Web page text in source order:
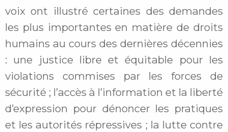
voix ont illustré certaines des demandes
les plus importantes en matière de droits
humains au cours des dernières décennies
: une justice libre et équitable pour les
violations commises par les forces de
sécurité ; l’accès à l’information et la liberté
d’expression pour dénoncer les pratiques
et les autorités répressives ; la lutte contre